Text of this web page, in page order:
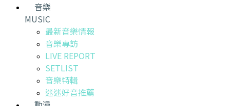
音樂
MUSIC
最新音樂情報
音樂專訪
LIVE REPORT
SETLIST
音樂特輯
迷迷好音推薦